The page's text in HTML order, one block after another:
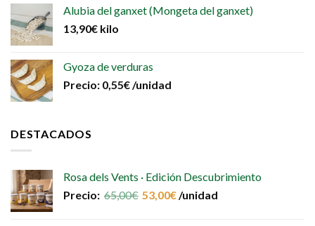
Alubia del ganxet (Mongeta del ganxet)
13,90€ kilo
Gyoza de verduras
Precio: 0,55€/unidad
DESTACADOS
Rosa dels Vents · Edición Descubrimiento
Precio: 65,00€ 53,00€/unidad